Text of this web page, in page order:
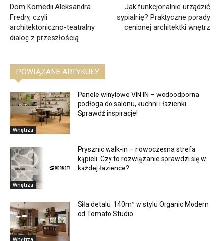
Dom Komedii Aleksandra
Fredry, czyli
architektoniczno-teatralny
dialog z przeszłością
Jak funkcjonalnie urządzić
sypialnię? Praktyczne porady
cenionej architektki wnętrz
POWIĄZANE ARTYKUŁY
Wnętrza
Panele winylowe VIN IN – wodoodporna
podłoga do salonu, kuchni i łazienki.
Sprawdź inspiracje!
Wnętrza
Prysznic walk-in – nowoczesna strefa
kąpieli. Czy to rozwiązanie sprawdzi się w
każdej łazience?
Wnętrza
Siła detalu. 140m² w stylu Organic Modern
od Tomato Studio